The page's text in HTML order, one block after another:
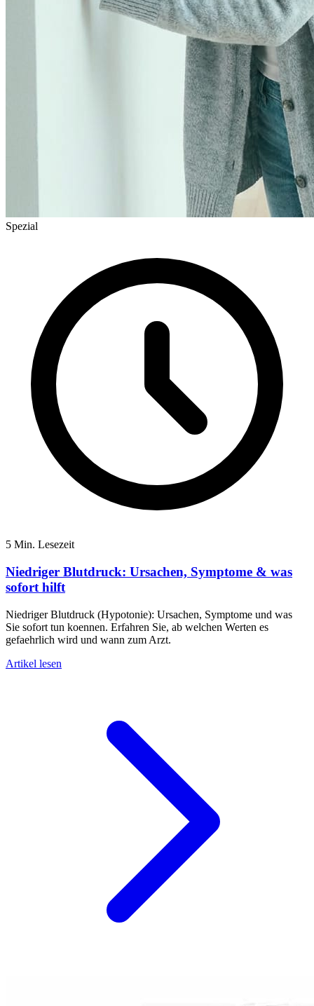
Spezial
5 Min. Lesezeit
Niedriger Blutdruck: Ursachen, Symptome & was
sofort hilft
Niedriger Blutdruck (Hypotonie): Ursachen, Symptome und was
Sie sofort tun koennen. Erfahren Sie, ab welchen Werten es
gefaehrlich wird und wann zum Arzt.
Artikel lesen